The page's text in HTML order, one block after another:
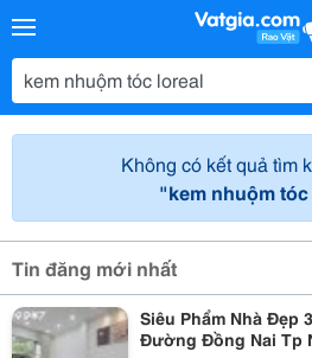
Không có kết quả tìm
"kem nhuộm
Tin đăng mới nhất
Siêu Phẩm Nhà Đẹp
Đường Đồng Nai Tp